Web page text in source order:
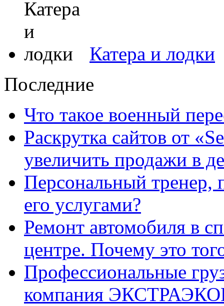
Катера и лодки
Последние
Что такое военный
Раскрутка сайтов от
увеличить продажи в
Персональный тренер,
его услугами?
Ремонт автомобиля в
центре. Почему это
Профессиональные
компания